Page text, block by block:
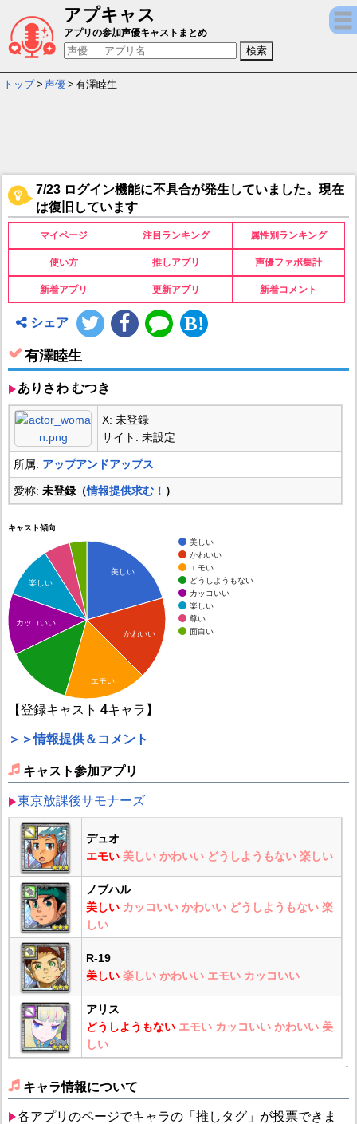
アプキャス
有澤睦生 - 担当ゲームキャラ一覧情報
アプリの参加声優キャストまとめ
トップ > 声優 > 有澤睦生
7/23 ログイン機能に不具合が発生していました。現在
は復旧しています
マイページ 注目ランキング 属性別ランキング
使い方 推しアプリ 声優ファボ集計
新着アプリ 更新アプリ 新着コメント
シェア
有澤睦生
ありさわ むつき
X: 未登録
サイト: 未設定
所属: アップアンドアップス
愛称: 未登録（情報提供求む！ ）
キャスト傾向
美しい
かわいい
エモい
どうしようもない
カッコいい
楽しい
尊い
面白い
美しい
かわいい
楽しい
カッコいい
エモい
【登録キャスト 4キャラ】
＞＞情報提供＆コメント
キャスト参加アプリ
東京放課後サモナーズ
デュオ
エモい 美しい かわいい どうしようもない 楽しい
ノブハル
美しい カッコいい かわいい どうしようもない 楽
しい
R-19
美しい 楽しい かわいい エモい カッコいい
アリス
どうしようもない エモい カッコいい かわいい 美
しい
↑
キャラ情報について
各アプリのページでキャラの「推しタグ」が投票できま